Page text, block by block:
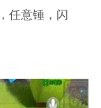
任意锤，闪